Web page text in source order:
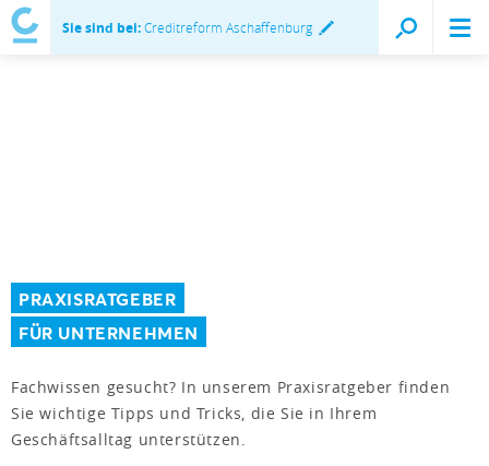
Sie sind bei:Creditreform Aschaffenburg
PRAXISRATGEBER
FÜR UNTERNEHMEN
Fachwissen gesucht? In unserem Praxisratgeber finden
Sie wichtige Tipps und Tricks, die Sie in Ihrem
Geschäftsalltag unterstützen.